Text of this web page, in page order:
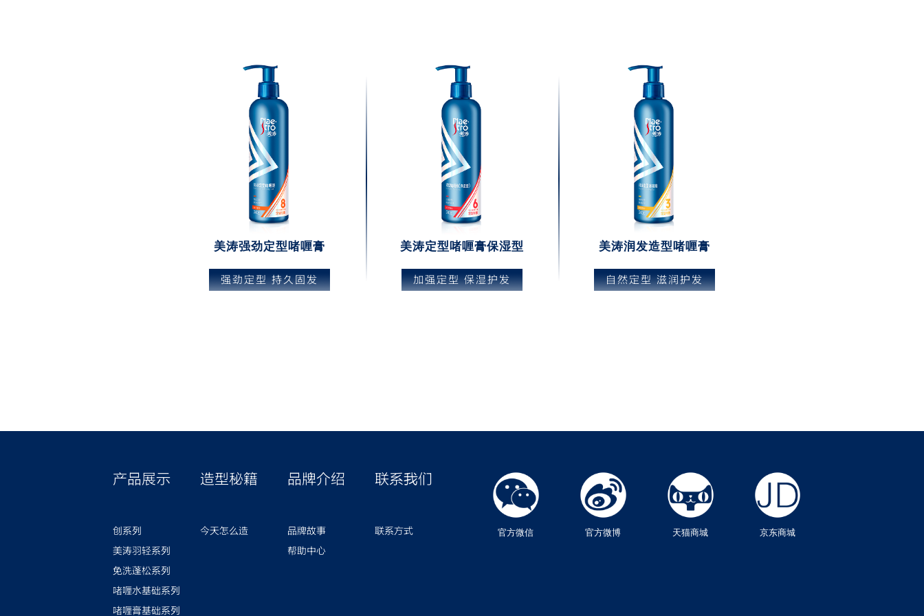
美涛强劲定型啫喱膏
强劲定型 持久固发
美涛定型啫喱膏保湿型
加强定型 保湿护发
美涛润发造型啫喱膏
自然定型 滋润护发
产品展示 造型秘籍 品牌介绍 联系我们
创系列
美涛羽轻系列
免洗蓬松系列
啫喱水基础系列
啫喱膏基础系列
今天怎么造
品牌故事
帮助中心
联系方式 官方微信 官方微博 天猫商城 京东商城